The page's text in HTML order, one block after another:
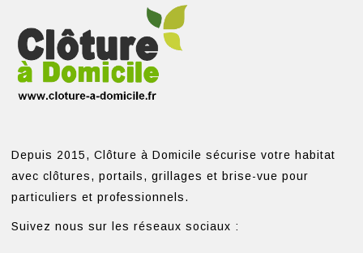
Depuis 2015, Clôture à Domicile sécurise votre habitat
avec clôtures, portails, grillages et brise-vue pour
particuliers et professionnels.
Suivez nous sur les réseaux sociaux :